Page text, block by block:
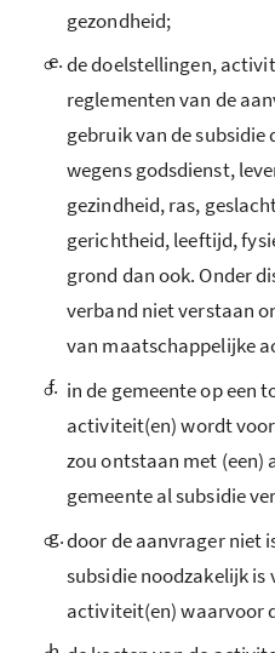
gezondheid;
e.de doelstellingen,
reglementen van de
gebruik van de
wegens godsdienst,
gezindheid, ras,
gerichtheid, leeftijd,
grond dan ook. Onder
verband niet verstaan
van maatschappelijke
f. in de gemeente op een
activiteit(en) wordt
zou ontstaan met
gemeente al subsidie
g.door de aanvrager niet
subsidie noodzakelijk
activiteit(en) waarvoor